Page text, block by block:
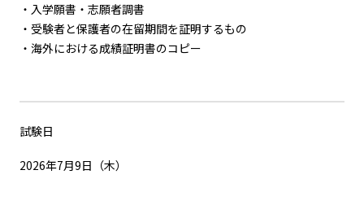
・入学願書・志願者調書
・受験者と保護者の在留期間を証明するもの
・海外における成績証明書のコピー
試験日
2026年7月9日（木）